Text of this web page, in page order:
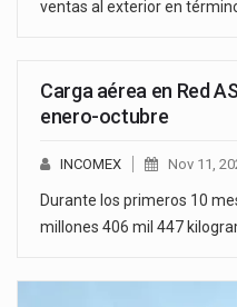
ventas al exterior en
Carga aérea en Red
enero-octubre
INCOMEX Nov 11,
Durante los primeros 10
millones 406 mil 447